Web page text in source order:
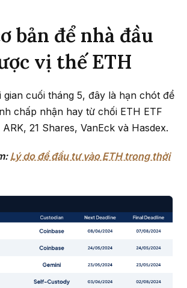
bản để nhà đầu
vị thế ETH
cuối tháng 5, đây là hạn chót để
chấp nhận hay từ chối ETH ETF
21 Shares, VanEck và Hasdex.
Lý do để đầu tư vào ETH trong thời